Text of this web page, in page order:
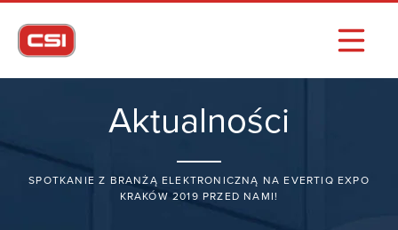
Aktualności
SPOTKANIE Z BRANŻĄ ELEKTRONICZNĄ NA EVERTIQ EXPO
KRAKÓW 2019 PRZED NAMI!